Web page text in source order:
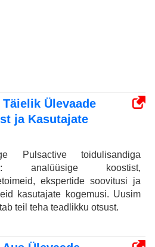
Ülevaade
ja Kasutajate
Pulsactive toidulisandiga
analüüsige koostist,
ekspertide soovitusi ja
kasutajate kogemusi. Uusim
teil teha teadlikku otsust.